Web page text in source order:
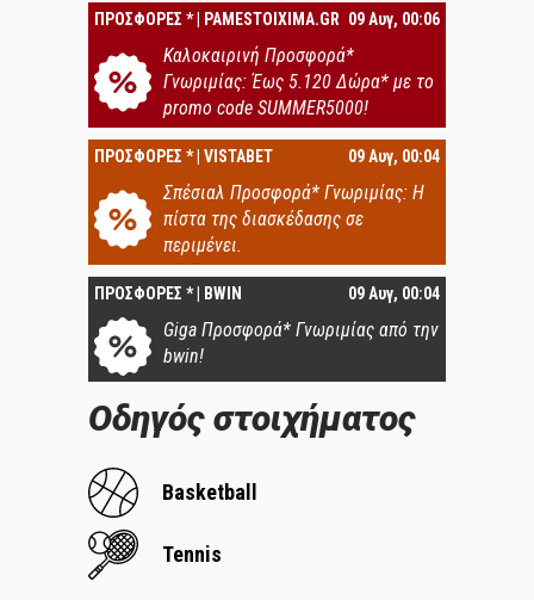
ΠΡΟΣΦΟΡΕΣ * | PAMESTOIXIMA.GR 09 Αυγ, 00:06
Καλοκαιρινή Προσφορά*
Γνωριμίας: Έως 5.120 Δώρα* με το
promo code SUMMER5000!
ΠΡΟΣΦΟΡΕΣ * | VISTABET 09 Αυγ, 00:04
Σπέσιαλ Προσφορά* Γνωριμίας: Η
πίστα της διασκέδασης σε
περιμένει.
ΠΡΟΣΦΟΡΕΣ * | BWIN 09 Αυγ, 00:04
Giga Προσφορά* Γνωριμίας από την
bwin!
Οδηγός στοιχήματος
Basketball
Tennis